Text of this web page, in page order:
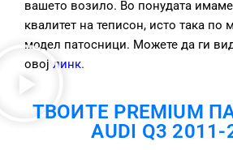
вашето возило. Во понудата
квалитет на теписон, исто така по
модел патосници. Можете да ги
овој линк.
ТВОИТЕ PREMIUM
AUDI Q3 2011-